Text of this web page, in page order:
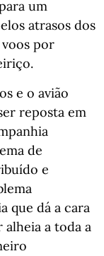
um
atrasos dos
voos por
e o avião
reposta em
de
e
que dá a cara
alheia a toda a